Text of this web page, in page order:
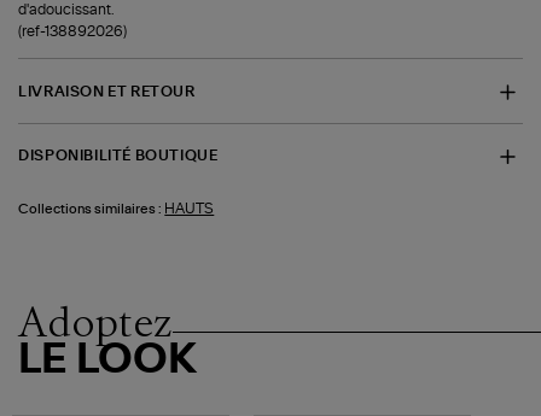
d'adoucissant.
(ref-138892026)
LIVRAISON ET RETOUR
DISPONIBILITÉ BOUTIQUE
Collections similaires : HAUTS
Adoptez
LE LOOK